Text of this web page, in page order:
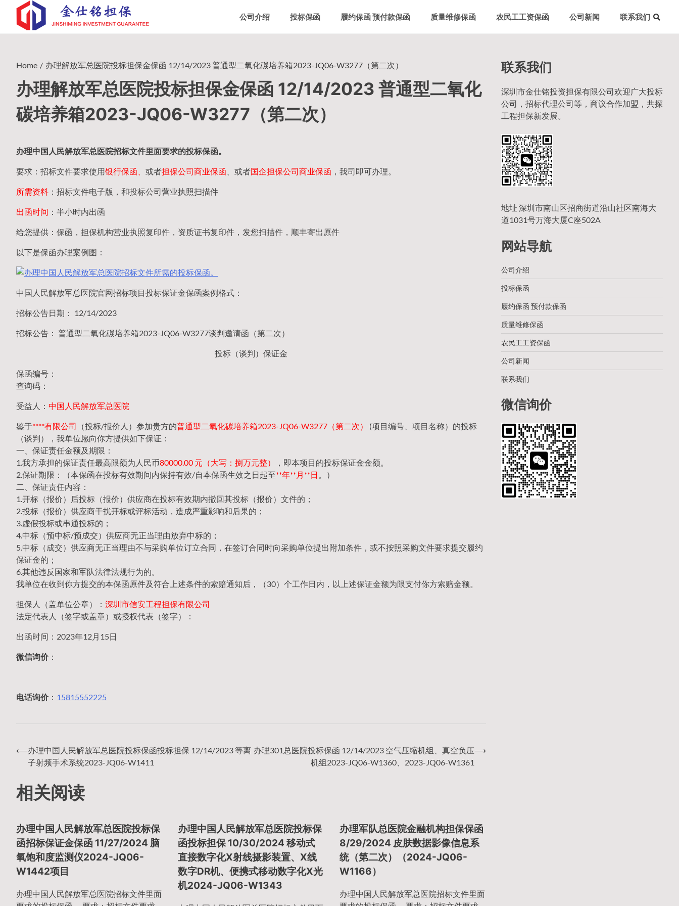
content
公司介绍 投标保函 履约保函 预付款保函 质量维修保函 农民工工资保函 公司新闻 联系我们
Home 办理解放军总医院投标担保金保函 12/14/2023 普通型二氧化碳培养箱2023-JQ06-W3277（第二次）
办理解放军总医院投标担保金保函 12/14/2023 普通型二氧化
碳培养箱2023-JQ06-W3277（第二次）
办理中国人民解放军总医院招标文件里面要求的投标保函。
要求：招标文件要求使用银行保函、 或者担保公司商业保函 、或者国企担保公司商业保函 ，我司即可办理。
所需资料 ：招标文件电子版，和投标公司营业执照扫描件
出函时间 ：半小时内出函
给您提供：保函，担保机构营业执照复印件，资质证书复印件，发您扫描件，顺丰寄出原件
以下是保函办理案例图：
中国人民解放军总医院官网招标项目投标保证金保函案例格式：
招标公告日期： 12/14/2023
招标公告： 普通型二氧化碳培养箱2023-JQ06-W3277谈判邀请函（第二次）
投标（谈判）保证金
保函编号：
查询码：
受益人： 中国人民解放军总医院
鉴于****有限公司 （投标/报价人）参加贵方的普通型二氧化碳培养箱2023-JQ06-W3277（第二次）
(项目编号、项目名称）的投标
（谈判），我单位愿向你方提供如下保证：
一、保证责任金额及期限：
1.我方承担的保证责任最高限额为人民币80000.00 元（大写：捌万元整）
，即本项目的投标保证金金额。
2.保证期限：（本保函在投标有效期间内保持有效/自本保函生效之日起至**年**月**日 。）
二、保证责任内容：
1.开标（报价）后投标（报价）供应商在投标有效期内撤回其投标（报价）文件的；
2.投标（报价）供应商干扰开标或评标活动，造成严重影响和后果的；
3.虚假投标或串通投标的；
4.中标（预中标/预成交）供应商无正当理由放弃中标的；
5.中标（成交）供应商无正当理由不与采购单位订立合同，在签订合同时向采购单位提出附加条件，或不按照采购文件要求提交履约
保证金的；
6.其他违反国家和军队法律法规行为的。
我单位在收到你方提交的本保函原件及符合上述条件的索赔通知后，（30）个工作日内，以上述保证金额为限支付你方索赔金额。
担保人（盖单位公章）： 深圳市信安工程担保有限公司
法定代表人（签字或盖章）或授权代表（签字）：
出函时间：2023年12月15日
微信询价：
电话询价： 15815552225
文
章
导
航
⟵办理中国人民解放军总医院投标保函投标担保 12/14/2023 等离
子射频手术系统2023-JQ06-W1411
办理301总医院投标保函 12/14/2023 空气压缩机组、真空负压
机组2023-JQ06-W1360、2023-JQ06-W1361
⟶
相关阅读
办理中国人民解放军总医院投标保
函招标保证金保函 11/27/2024 脑
氧饱和度监测仪2024-JQ06-
W1442项目
办理中国人民解放军总医院招标文件里面
办理中国人民解放军总医院投标保
函投标担保 10/30/2024 移动式
直接数字化X射线摄影装置、X线
数字DR机、便携式移动数字化X光
机2024-JQ06-W1343
办理军队总医院金融机构担保保函
8/29/2024 皮肤数据影像信息系
统（第二次）（2024-JQ06-
W1166）
办理中国人民解放军总医院招标文件里面
联系我们
深圳市金仕铭投资担保有限公司欢迎广大投标
公司，招标代理公司等，商议合作加盟，共探
工程担保新发展。
地址 深圳市南山区招商街道沿山社区南海大
道1031号万海大厦C座502A
网站导航
公司介绍
投标保函
履约保函 预付款保函
质量维修保函
农民工工资保函
公司新闻
联系我们
微信询价